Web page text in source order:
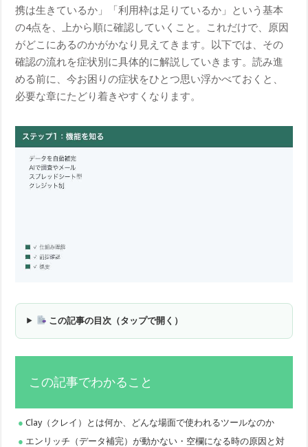
携は生きているか」「利用枠は足りているか」という基本
の4点を、上から順に確認していくこと。これだけで、原因
がどこにあるのかがかなり見えてきます。以下では、その
確認の流れを症状別に具体的に解説していきます。読み進
める前に、今お困りの症状をひとつ思い浮かべておくと、
必要な章にたどり着きやすくなります。
この記事の目次（タップで開く）
この記事でわかること
Clay（クレイ）とは何か、どんな場面で使われるツールなのか
エンリッチ（データ補完）が動かない・空欄になる時の原因と対